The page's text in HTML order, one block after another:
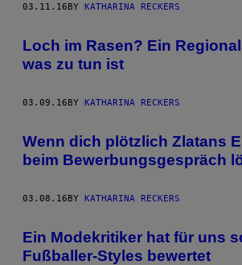
03.11.16BY KATHARINA RECKERS
Loch im Rasen? Ein
was zu tun ist
03.09.16BY KATHARINA RECKERS
Wenn dich plötzlich Zlatans
beim Bewerbungsgespräch
03.08.16BY KATHARINA RECKERS
Ein Modekritiker hat für uns
Fußballer-Styles bewertet